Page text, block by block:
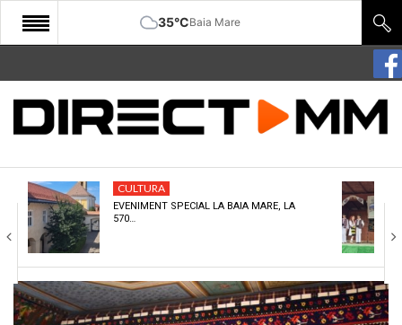
35°CBaia Mare
START
COMUNITATE
CULTURA
ECONOMIE
SANATATE
SPORT
CULTURA
EVENIMENT SPECIAL LA BAIA MARE, LA
570…